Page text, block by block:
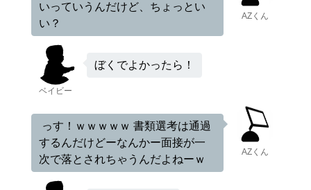
AZくん
いっていうんだけど、ちょっとい
い？
ベイビー
ぼくでよかったら！
AZくん
っす！ｗｗｗｗｗ 書類選考は通過
するんだけどーなんかー面接が一
次で落とされちゃうんだよねーｗ